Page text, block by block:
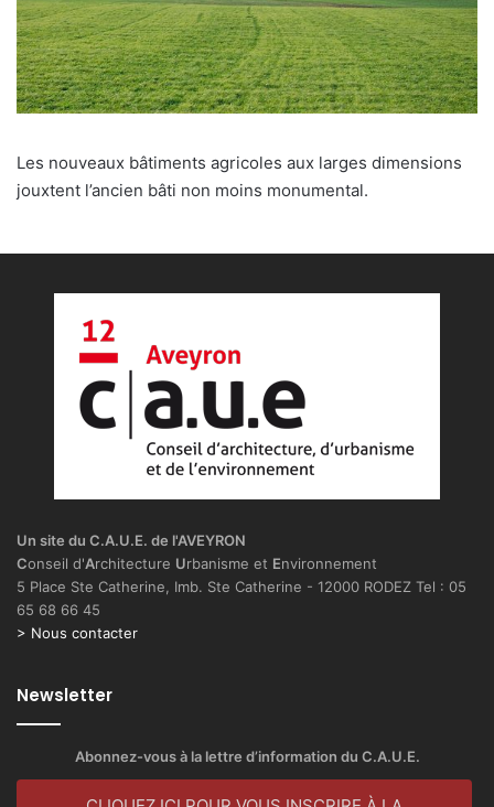
Les nouveaux bâtiments agricoles aux larges dimensions
jouxtent l’ancien bâti non moins monumental.
Un site du C.A.U.E. de l'AVEYRON
Conseil d'Architecture Urbanisme et Environnement
5 Place Ste Catherine, Imb. Ste Catherine - 12000 RODEZ Tel : 05
65 68 66 45
> Nous contacter
Newsletter
Abonnez-vous à la lettre d’information du C.A.U.E.